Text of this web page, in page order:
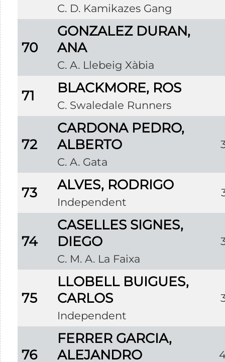
C. D. Kamikazes Gang
70
GONZALEZ DURAN,
ANA
C. A. Llebeig Xàbia
71 BLACKMORE, ROS
C. Swaledale Runners
72
CARDONA PEDRO,
ALBERTO
C. A. Gata
73 ALVES, RODRIGO
Independent
74
CASELLES SIGNES,
DIEGO
C. M. A. La Faixa
75
LLOBELL BUIGUES,
CARLOS
Independent
76
FERRER GARCIA,
ALEJANDRO